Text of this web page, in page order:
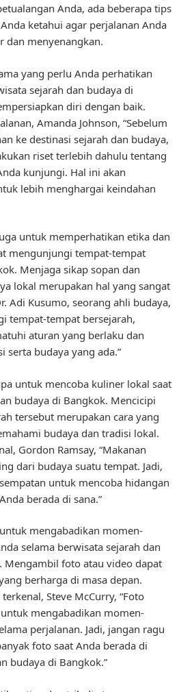
Anda, ada beberapa tips
ketahui agar perjalanan Anda
dan menyenangkan.
yang perlu Anda perhatikan
sejarah dan budaya di
diri dengan baik.
Amanda Johnson, “Sebelum
ke destinasi sejarah dan budaya,
riset terlebih dahulu tentang
kunjungi. Hal ini akan
lebih menghargai keindahan
untuk memperhatikan etika dan
mengunjungi tempat-tempat
Menjaga sikap sopan dan
lokal merupakan hal yang sangat
Adi Kusumo, seorang ahli budaya,
tempat-tempat bersejarah,
aturan yang berlaku dan
serta budaya yang ada.”
untuk mencoba kuliner lokal saat
budaya di Bangkok. Mencicipi
tersebut merupakan cara yang
budaya dan tradisi lokal.
Gordon Ramsay, “Makanan
dari budaya suatu tempat. Jadi,
untuk mencoba hidangan
berada di sana.”
mengabadikan momen-
selama berwisata sejarah dan
Mengambil foto atau video dapat
berharga di masa depan.
Steve McCurry, “Foto
mengabadikan momen-
perjalanan. Jadi, jangan ragu
foto saat Anda berada di
budaya di Bangkok.”